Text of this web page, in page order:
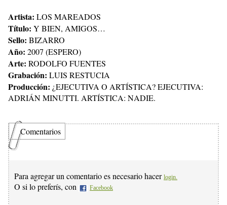
Artista: LOS MAREADOS
Título: Y BIEN, AMIGOS…
Sello: BIZARRO
Año: 2007 (ESPERO)
Arte: RODOLFO FUENTES
Grabación: LUIS RESTUCIA
Producción: ¿EJECUTIVA O ARTÍSTICA? EJECUTIVA:
ADRIÁN MINUTTI. ARTÍSTICA: NADIE.
Comentarios
Para agregar un comentario es necesario hacer login.
O si lo preferís, con Facebook